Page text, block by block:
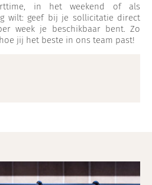
in het weekend of als
wilt: geef bij je sollicitatie direct
week je beschikbaar bent. Zo
jij het beste in ons team past!